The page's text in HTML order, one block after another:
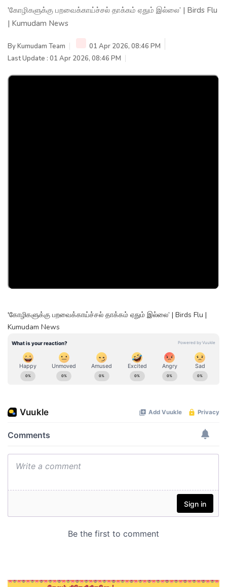
'கோழிகளுக்கு பறவைக்காய்ச்சல் தாக்கம் ஏதும் இல்லை’ | Birds Flu
| Kumudam News
ByKumudam Team
01 Apr 2026, 08:46 PM
Last Update : 01 Apr 2026, 08:46 PM
'கோழிகளுக்கு பறவைக்காய்ச்சல் தாக்கம் ஏதும் இல்லை’ | Birds Flu |
Kumudam News